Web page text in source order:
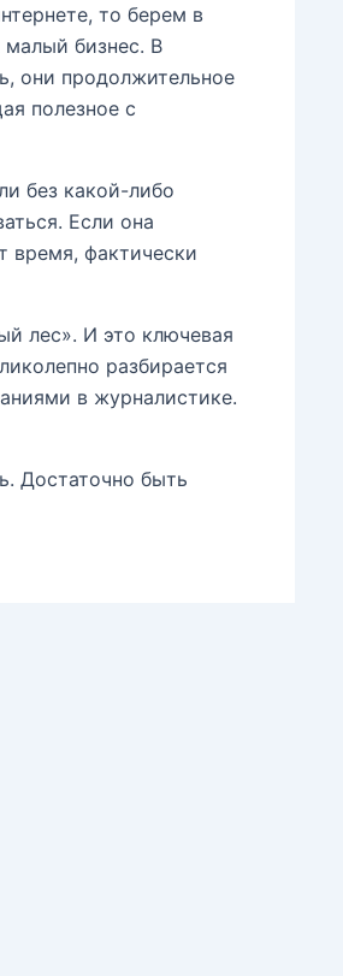
то берем в
малый бизнес. В
они продолжительное
полезное с
без какой-либо
Если она
время, фактически
лес». И это ключевая
разбирается
в журналистике.
Достаточно быть